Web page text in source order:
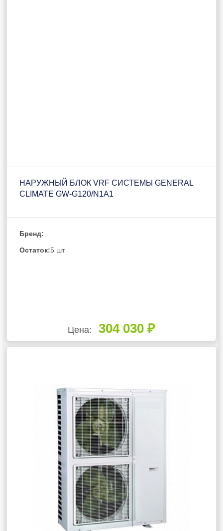
НАРУЖНЫЙ БЛОК VRF СИСТЕМЫ GENERAL
CLIMATE GW-G120/N1A1
Бренд:
Остаток:5 шт
Цена: 304 030 ₽